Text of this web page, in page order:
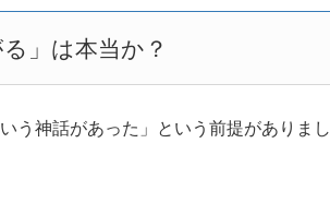
」は本当か？
う神話があった」という前提がありま